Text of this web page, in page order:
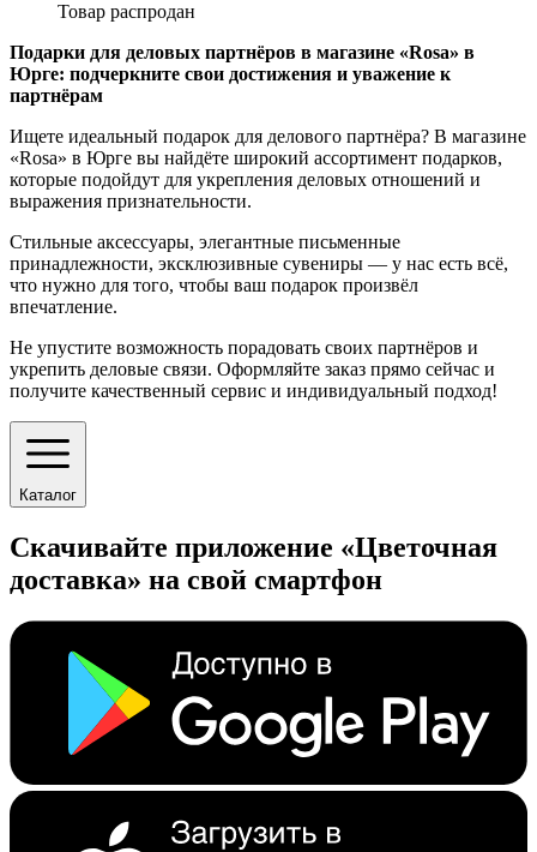
Товар распродан
Подарки для деловых партнёров в магазине «Rosa» в
Юрге: подчеркните свои достижения и уважение к
партнёрам
Ищете идеальный подарок для делового партнёра? В магазине
«Rosa» в Юрге вы найдёте широкий ассортимент подарков,
которые подойдут для укрепления деловых отношений и
выражения признательности.
Стильные аксессуары, элегантные письменные
принадлежности, эксклюзивные сувениры — у нас есть всё,
что нужно для того, чтобы ваш подарок произвёл
впечатление.
Не упустите возможность порадовать своих партнёров и
укрепить деловые связи. Оформляйте заказ прямо сейчас и
получите качественный сервис и индивидуальный подход!
Каталог
Скачивайте приложение «Цветочная
доставка» на свой смартфон